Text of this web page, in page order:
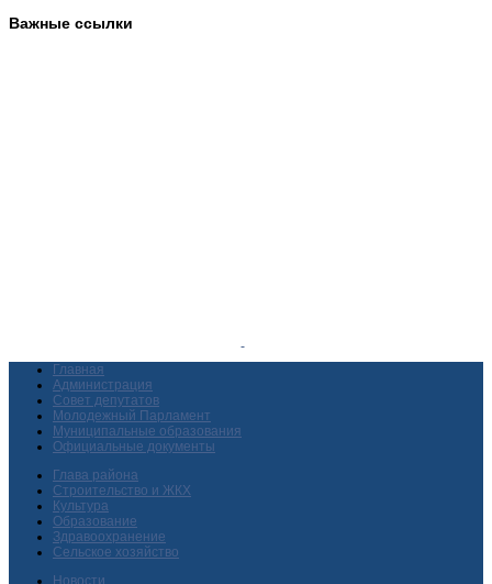
Важные ссылки
Главная
Администрация
Совет депутатов
Молодежный Парламент
Муниципальные образования
Официальные документы
Глава района
Строительство и ЖКХ
Культура
Образование
Здравоохранение
Сельское хозяйство
Новости